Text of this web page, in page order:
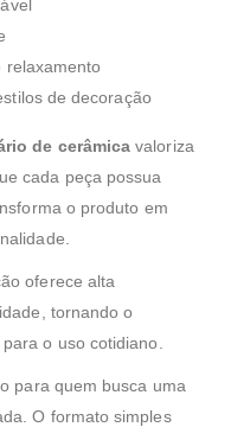
relaxamento
de decoração
de cerâmica valoriza
cada peça possua
o produto em
oferece alta
tornando o
o uso cotidiano.
para quem busca uma
O formato simples